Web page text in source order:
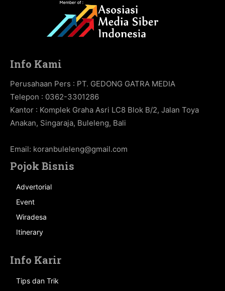
Info Kami
Perusahaan Pers : PT. GEDONG GATRA MEDIA
Telepon : 0362-3301286
Kantor : Komplek Graha Asri LC8 Blok B/2, Jalan Toya
Anakan, Singaraja, Buleleng, Bali
Email: koranbuleleng@gmail.com
Pojok Bisnis
Advertorial
Event
Wiradesa
Itinerary
Info Karir
Tips dan Trik